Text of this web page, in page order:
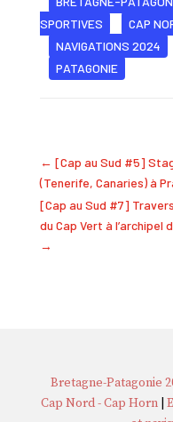
SPORTIVES
CAP
NAVIGATIONS 2024
PATAGONIE
← [Cap au Sud #5]
(Tenerife, Canaries) à
[Cap au Sud #7]
du Cap Vert à l’archipel
→
Bretagne-Patagonie
Cap Nord - Cap Horn|